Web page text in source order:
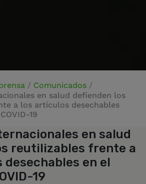
/ Comunicados /
en salud defienden los
a los artículos desechables
19
en salud
reutilizables frente a
en el
19